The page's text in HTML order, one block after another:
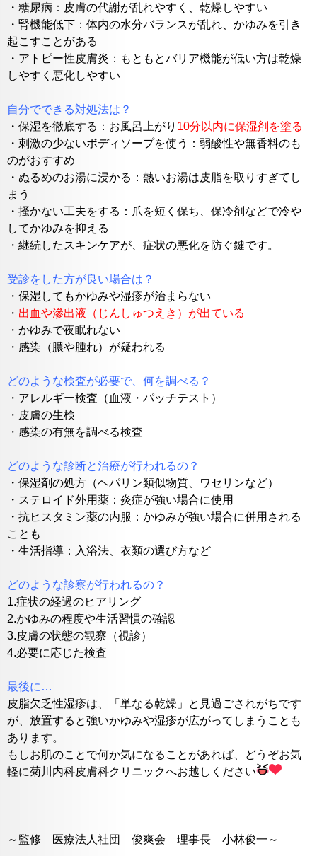
・ 糖尿病：皮膚の代謝が乱れやすく、乾燥しやすい
・腎機能低下：体内の水分バランスが乱れ、かゆみを引き
起こすことがある
・アトピー性皮膚炎：もともとバリア機能が低い方は乾燥
しやすく悪化しやすい
自分でできる対処法は？
・ 保湿を徹底する：お風呂上がり 10分以内に保湿剤を塗る
・刺激の少ないボディソープを使う：弱酸性や無香料のも
のがおすすめ
・ぬるめのお湯に浸かる：熱いお湯は皮脂を取りすぎてし
まう
・掻かない工夫をする：爪を短く保ち、保冷剤などで冷や
してかゆみを抑える
・継続したスキンケアが、症状の悪化を防ぐ鍵です。
受診をした方が良い場合は？
・ 保湿してもかゆみや湿疹が治まらない
・ 出血や滲出液（じんしゅつえき）が出ている
・かゆみで夜眠れない
・感染（膿や腫れ）が疑われる
どのような検査が必要で、何を調べる？
・ アレルギー検査（血液・パッチテスト）
・皮膚の生検
・感染の有無を調べる検査
どのような診断と治療が行われるの？
・ 保湿剤の処方（ヘパリン類似物質、ワセリンなど）
・ステロイド外用薬：炎症が強い場合に使用
・抗ヒスタミン薬の内服：かゆみが強い場合に併用される
ことも
・生活指導：入浴法、衣類の選び方など
どのような診察が行われるの？
1.症状の経過のヒアリング
2.かゆみの程度や生活習慣の確認
3.皮膚の状態の観察（視診）
4.必要に応じた検査
最後に…
皮脂欠乏性湿疹は、「単なる乾燥」と見過ごされがちです
が、放置すると強いかゆみや湿疹が広がってしまうことも
あります。
もしお肌のことで何か気になることがあれば、どうぞお気
軽に菊川内科皮膚科クリニックへお越しください
～監修 医療法人社団 俊爽会 理事長 小林俊一～